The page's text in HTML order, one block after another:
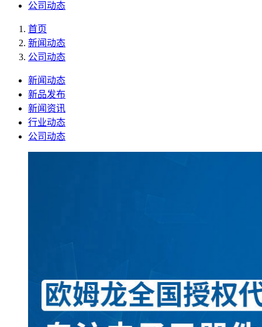
公司动态
首页
新闻动态
公司动态
新闻动态
新品发布
新闻资讯
行业动态
公司动态